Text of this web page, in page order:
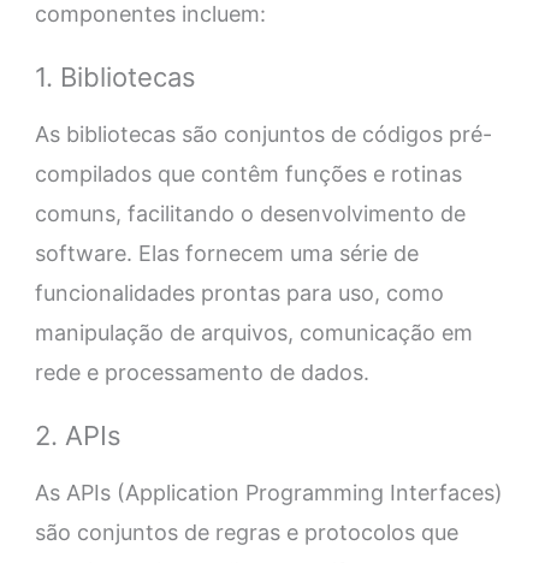
componentes incluem:
1. Bibliotecas
As bibliotecas são conjuntos de códigos pré-
compilados que contêm funções e rotinas
comuns, facilitando o desenvolvimento de
software. Elas fornecem uma série de
funcionalidades prontas para uso, como
manipulação de arquivos, comunicação em
rede e processamento de dados.
2. APIs
As APIs (Application Programming Interfaces)
são conjuntos de regras e protocolos que